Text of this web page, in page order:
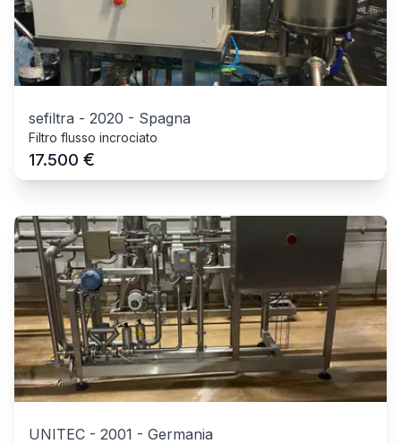
sefiltra - 2020 - Spagna
Filtro flusso incrociato
17.500 €
UNITEC - 2001 - Germania